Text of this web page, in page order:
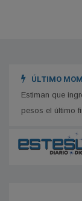
ÚLTIMO
Estiman que
pesos el último